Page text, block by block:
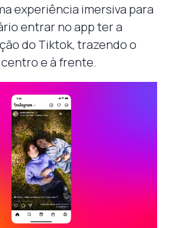
experiência imersiva para
entrar no app ter a
do Tiktok, trazendo o
e à frente.